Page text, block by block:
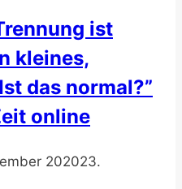
ist
kleines,
das normal?”
online
202023.